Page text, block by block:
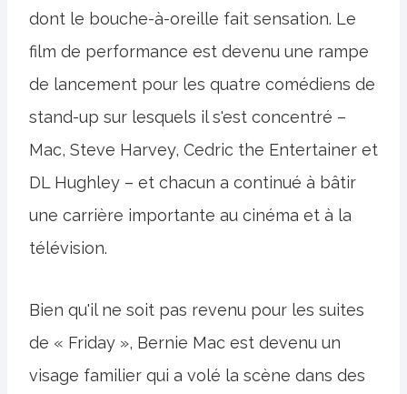
dont le bouche-à-oreille fait sensation. Le
film de performance est devenu une rampe
de lancement pour les quatre comédiens de
stand-up sur lesquels il s'est concentré –
Mac, Steve Harvey, Cedric the Entertainer et
DL Hughley – et chacun a continué à bâtir
une carrière importante au cinéma et à la
télévision.
Bien qu'il ne soit pas revenu pour les suites
de « Friday », Bernie Mac est devenu un
visage familier qui a volé la scène dans des